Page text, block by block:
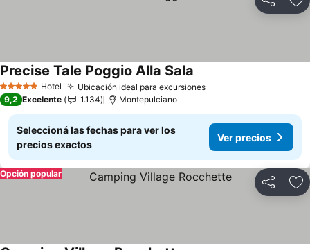
Compartir
5 Estrellas Hotel Ubicación ideal para excursionesVer precios
Precise Tale Poggio Alla Sala
9,2 Excelente 1.134 Montepulciano
Seleccioná las fechas para ver los
precios exactos
Ver precios
Compartir
Opción popular